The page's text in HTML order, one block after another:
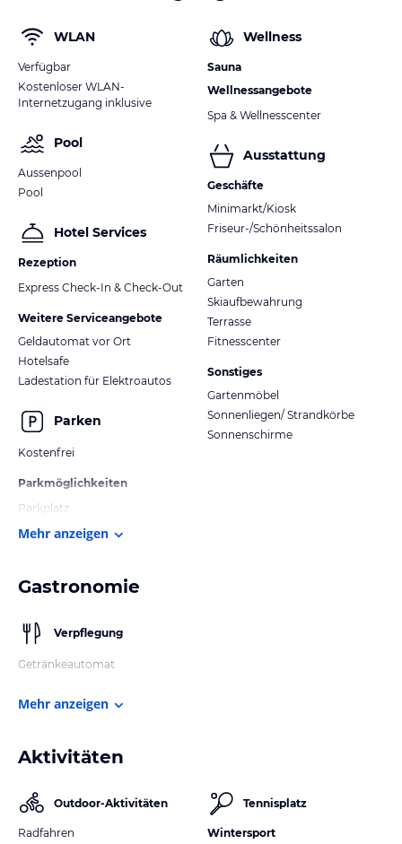
WLAN
Verfügbar
Kostenloser WLAN-
Internetzugang inklusive
Pool
Aussenpool
Pool
Hotel Services
Rezeption
Express Check-In & Check-Out
Weitere Serviceangebote
Geldautomat vor Ort
Hotelsafe
Ladestation für Elektroautos
Parken
Kostenfrei
Parkmöglichkeiten
Parkplatz
Wellness
Sauna
Wellnessangebote
Spa & Wellnesscenter
Ausstattung
Geschäfte
Minimarkt/Kiosk
Friseur-/Schönheitssalon
Räumlichkeiten
Garten
Skiaufbewahrung
Terrasse
Fitnesscenter
Sonstiges
Gartenmöbel
Sonnenliegen/ Strandkörbe
Sonnenschirme
Mehr anzeigen
Gastronomie
Verpflegung
Getränkeautomat
Mehr anzeigen
Aktivitäten
Outdoor-Aktivitäten
Radfahren
Tennisplatz
Wintersport